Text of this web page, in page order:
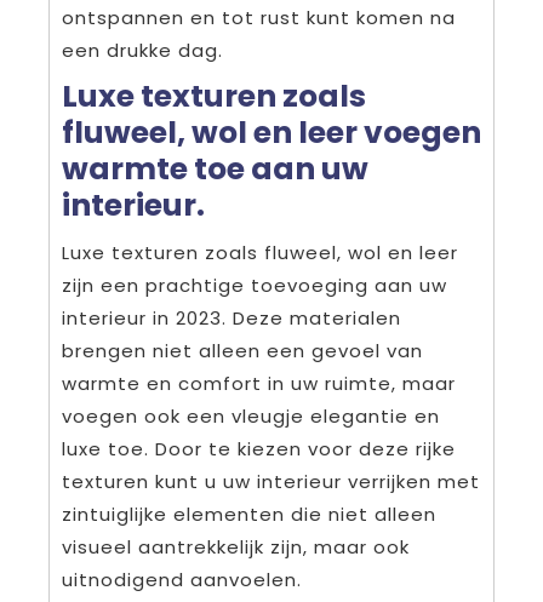
ontspannen en tot rust kunt komen na
een drukke dag.
Luxe texturen zoals
fluweel, wol en leer voegen
warmte toe aan uw
interieur.
Luxe texturen zoals fluweel, wol en leer
zijn een prachtige toevoeging aan uw
interieur in 2023. Deze materialen
brengen niet alleen een gevoel van
warmte en comfort in uw ruimte, maar
voegen ook een vleugje elegantie en
luxe toe. Door te kiezen voor deze rijke
texturen kunt u uw interieur verrijken met
zintuiglijke elementen die niet alleen
visueel aantrekkelijk zijn, maar ook
uitnodigend aanvoelen.